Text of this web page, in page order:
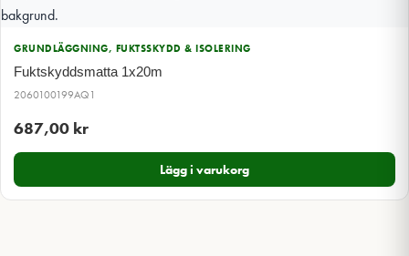
GRUNDLÄGGNING, FUKTSSKYDD & ISOLERING
Fuktskyddsmatta 1x20m
2060100199AQ1
687,00 kr
Lägg i varukorg